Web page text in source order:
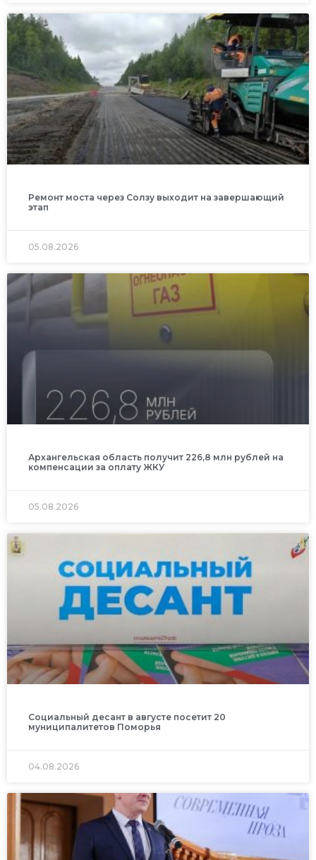
Ремонт моста через Солзу выходит на завершающий
этап
05.08.2026
Архангельская область получит 226,8 млн рублей на
компенсации за оплату ЖКУ
05.08.2026
Социальный десант в августе посетит 20
муниципалитетов Поморья
04.08.2026